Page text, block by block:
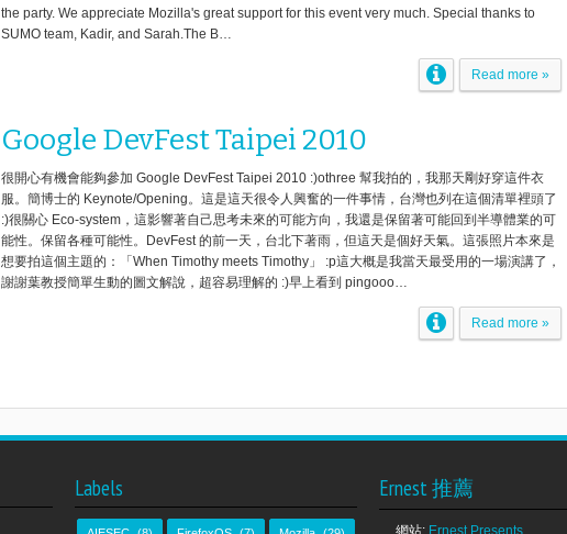
the party. We appreciate Mozilla's great support for this event very much. Special thanks to
SUMO team, Kadir, and Sarah.The B…
Read more »
Google DevFest Taipei 2010
很開心有機會能夠參加 Google DevFest Taipei 2010 :)othree 幫我拍的，我那天剛好穿這件衣
服。簡博士的 Keynote/Opening。這是這天很令人興奮的一件事情，台灣也列在這個清單裡頭了
:)很關心 Eco-system，這影響著自己思考未來的可能方向，我還是保留著可能回到半導體業的可
能性。保留各種可能性。DevFest 的前一天，台北下著雨，但這天是個好天氣。這張照片本來是
想要拍這個主題的：「When Timothy meets Timothy」 :p這大概是我當天最受用的一場演講了，
謝謝葉教授簡單生動的圖文解說，超容易理解的 :)早上看到 pingooo…
Read more »
Labels Ernest 推薦
網站: Ernest Presents